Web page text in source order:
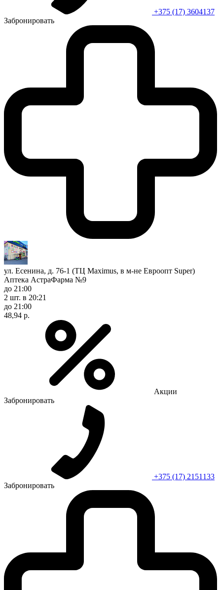
+375 (17) 3604137
Забронировать
ул. Есенина, д. 76-1 (ТЦ Maximus, в м-не Евроопт Super)
Аптека АстраФарма №9
до 21:00
2 шт. в 20:21
до 21:00
48,94 р.
Акции
Забронировать
+375 (17) 2151133
Забронировать